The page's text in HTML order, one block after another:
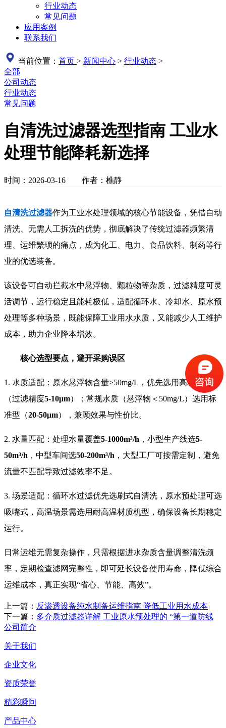
行业动态
常见问题
应用案例
联系我们
当前位置： 首页 > 新闻中心 > 行业动态 >
全部
公司动态
行业动态
常见问题
自清洗过滤器选型指南 工业水
处理节能降耗新选择
时间：2026-03-16 作者：樵静
自清洗过滤器作为工业水处理领域的核心节能设备，凭借自动
清洗、无需人工拆洗的优势，彻底解决了传统过滤器频繁清
理、运维繁琐的痛点，成为化工、电力、食品饮料、制药等行
业的优选装备。
该设备可自动拦截水中悬浮物、颗粒物等杂质，过滤精度可灵
活调节，运行稳定且能耗极低，适配循环水、冷却水、原水预
处理等多种场景，既能保障工业用水水质，又能减少人工维护
成本，助力企业降本增效。
核心选型要点，避开采购误区
1. 水质适配：原水悬浮物含量≥50mg/L，优先选用高精度机型
（过滤精度5-10μm）；常规水质（悬浮物＜50mg/L）选用标
准型（20-50μm），兼顾效果与性价比。
2. 水量匹配：处理水量覆盖5-1000m³/h ，小型生产线选5-
50m³/h ，中型车间选50-200m³/h ，大型工厂可按需定制，避免
流量不匹配导致过滤效率不足。
3. 场景适配：循环水过滤优先选刷式自清洗，原水预处理可选
吸嘴式，高温场景需选用耐高温材质机型，确保设备长期稳定
运行。
日常运维无需复杂操作，只需根据进水杂质含量调整清洗频
率，定期检查滤网完整性，即可延长设备使用寿命，降低综合
运维成本，真正实现“省心、节能、高效”。
上一篇： 反渗透设备纯水制备运维指南 降低工业用水成本
下一篇： 多介质过滤器详解 工业原水预处理的 “第一道防线
公司简介
关于我们
企业文化
资质荣誉
精彩瞬间
产品中心